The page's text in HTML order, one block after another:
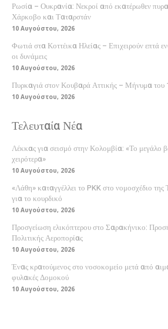
Ρωσία – Ουκρανία: Νεκροί από εκατέρωθεν
Χάρκοβο και Ταταρστάν
10 Αυγούστου, 2026
Φωτιά στα Κοττέικα Ηλείας – Επιχειρούν επτά
οι δυνάμεις
10 Αυγούστου, 2026
Πυρκαγιά στον Κουβαρά Αττικής – Μήνυμα του
10 Αυγούστου, 2026
Τελευταία Νέα
Λέκκας για σεισμό στην Κολομβία: «Το μεγάλο
χειρότερα»
10 Αυγούστου, 2026
«Λάθη» καταγγέλλει το PKK στο νομοσχέδιο της
για το κουρδικό
10 Αυγούστου, 2026
Προσγείωση ελικόπτερου στο Σαρακήνικο:
Πολιτικής Αεροπορίας
10 Αυγούστου, 2026
Ένας κρατούμενος στο νοσοκομείο μετά από
φυλακές Δομοκού
10 Αυγούστου, 2026